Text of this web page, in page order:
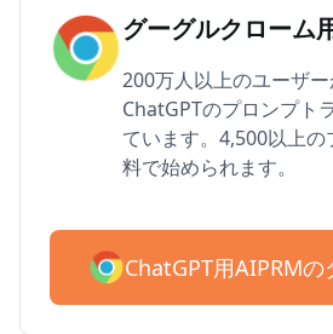
グーグルクローム
200万人以上のユーザ
ChatGPTのプロンプト
ています。4,500以上
料で始められます。
ChatGPT用AIPRMの